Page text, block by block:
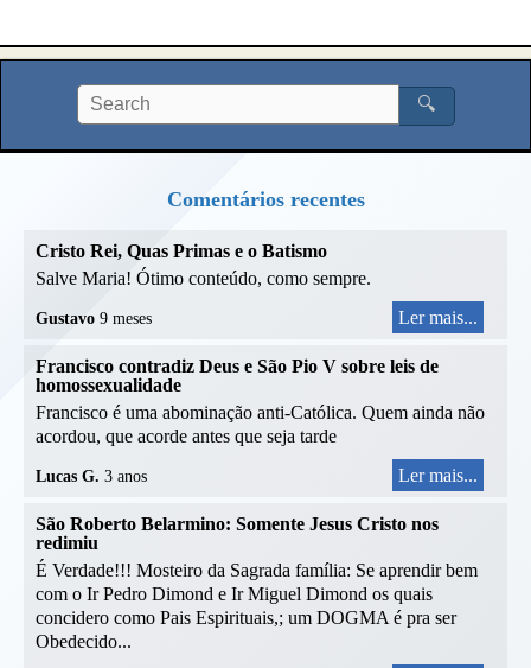
🔍
Comentários recentes
Cristo Rei, Quas Primas e o Batismo
Salve Maria! Ótimo conteúdo, como sempre.
Gustavo 9 meses Ler mais...
Francisco contradiz Deus e São Pio V sobre leis de
homossexualidade
Francisco é uma abominação anti-Católica. Quem ainda não
acordou, que acorde antes que seja tarde
Lucas G. 3 anos Ler mais...
São Roberto Belarmino: Somente Jesus Cristo nos
redimiu
É Verdade!!! Mosteiro da Sagrada família: Se aprendir bem
com o Ir Pedro Dimond e Ir Miguel Dimond os quais
concidero como Pais Espirituais,; um DOGMA é pra ser
Obedecido...